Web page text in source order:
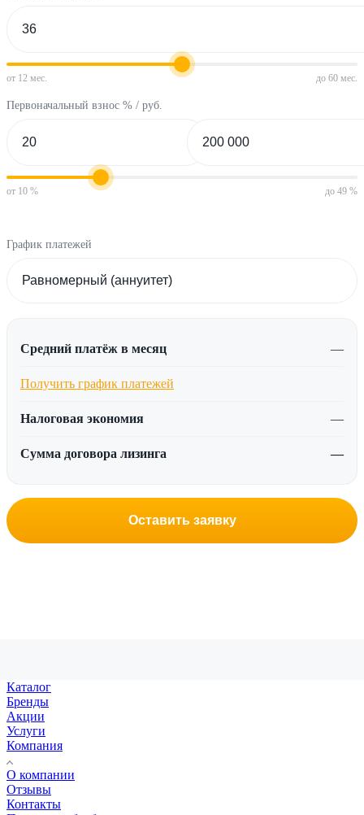
от 12 мес. до 60 мес.
Первоначальный взнос % / руб.
от 10 % до 49 %
График платежей
Средний платёж в месяц —
Получить график платежей
Налоговая экономия —
Сумма договора лизинга —
Оставить заявку
Каталог
Бренды
Акции
Услуги
Компания
О компании
Отзывы
Контакты